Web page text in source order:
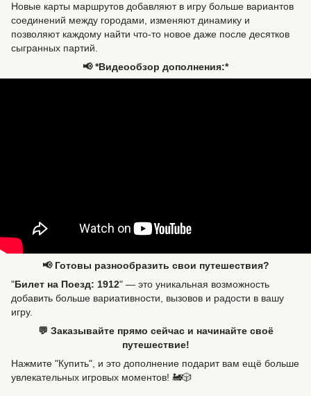
Новые карты маршрутов добавляют в игру больше вариантов
соединений между городами, изменяют динамику и
позволяют каждому найти что-то новое даже после десятков
сыгранных партий.
📢 *Видеообзор дополнения:*
📢 Готовы разнообразить свои путешествия?
"Билет на Поезд: 1912" — это уникальная возможность
добавить больше вариативности, вызовов и радости в вашу
игру.
💬 Заказывайте прямо сейчас и начинайте своё
путешествие!
Нажмите "Купить", и это дополнение подарит вам ещё больше
увлекательных игровых моментов! 🚂🎲